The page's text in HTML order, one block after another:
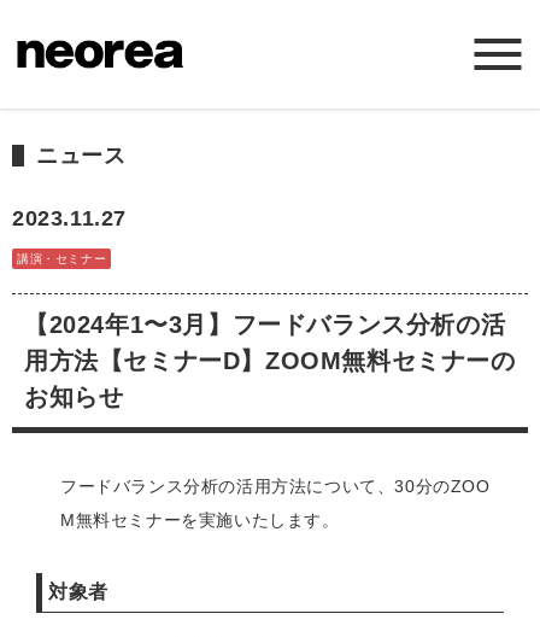
ニュース
サービス
会社概要
お問い合わせ
ニュース
2023.11.27
講演・セミナー
【2024年1〜3月】フードバランス分析の活
用方法【セミナーD】ZOOM無料セミナーの
お知らせ
フードバランス分析の活用方法について、30分のZOO
M無料セミナーを実施いたします。
対象者